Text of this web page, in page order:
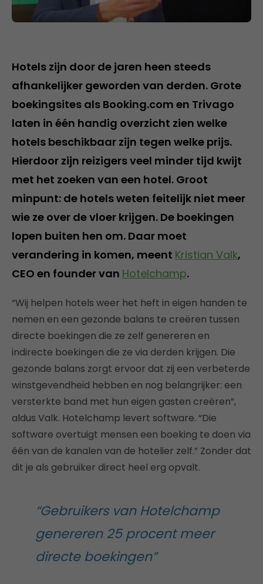
Hotels zijn door de jaren heen steeds
afhankelijker geworden van derden. Grote
boekingsites als Booking.com en Trivago
laten in één handig overzicht zien welke
hotels beschikbaar zijn tegen welke prijs.
Hierdoor zijn reizigers veel minder tijd kwijt
met het zoeken van een hotel. Groot
minpunt: de hotels weten feitelijk niet meer
wie ze over de vloer krijgen. De boekingen
lopen buiten hen om. Daar moet
verandering in komen, meent Kristian Valk,
CEO en founder van Hotelchamp. ​
“Wij helpen hotels weer het heft in eigen handen te
nemen en een gezonde balans te creëren tussen
directe boekingen die ze zelf genereren en
indirecte boekingen die ze via derden krijgen. Die
gezonde balans zorgt ervoor dat zij een verbeterde
winstgevendheid hebben en nog belangrijker: een
versterkte band met hun eigen gasten creëren”,
aldus Valk. Hotelchamp levert software. “Die
software overtuigt mensen een boeking te doen via
één van de kanalen van de hotelier zelf.” Zonder dat
dit je als gebruiker direct heel erg opvalt.
“Gebruikers van Hotelchamp
genereren 25 procent meer
directe boekingen”